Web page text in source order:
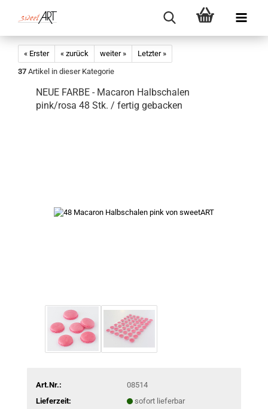
« Erster « zurück weiter »
Letzter »
37 Artikel in dieser Kategorie
NEUE FARBE - Macaron Halbschalen
pink/rosa 48 Stk. / fertig gebacken
Art.Nr.:
08514
Lieferzeit:
sofort lieferbar